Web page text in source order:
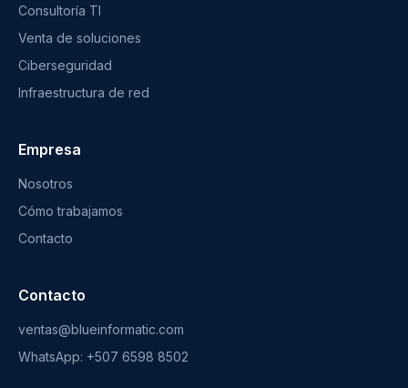
Consultoría TI
Venta de soluciones
Ciberseguridad
Infraestructura de red
Empresa
Nosotros
Cómo trabajamos
Contacto
Contacto
ventas@blueinformatic.com
WhatsApp: +507 6598 8502